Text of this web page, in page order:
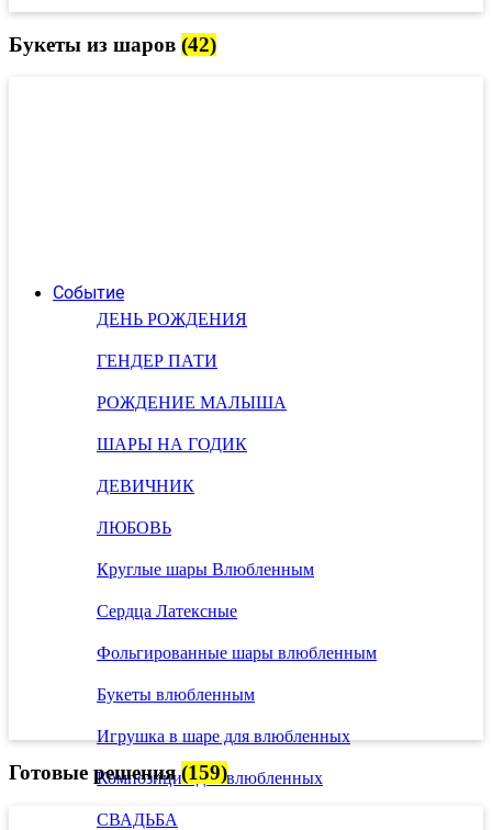
Событие
ДЕНЬ РОЖДЕНИЯ
ГЕНДЕР ПАТИ
РОЖДЕНИЕ МАЛЫША
ШАРЫ НА ГОДИК
ДЕВИЧНИК
ЛЮБОВЬ
Круглые шары Влюбленным
Сердца Латексные
Фольгированные шары влюбленным
Букеты влюбленным
Игрушка в шаре для влюбленных
Композиции для влюбленных
СВАДЬБА
Букеты из шаров (42)
Готовые решения(159)